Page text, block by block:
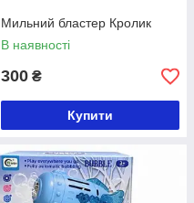
Мильний бластер Кролик
В наявності
300 ₴
Купити